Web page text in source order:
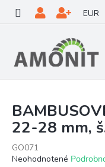
obsah
EUR
22-28 mm,
GO071
Priemerné
Neohodnotené